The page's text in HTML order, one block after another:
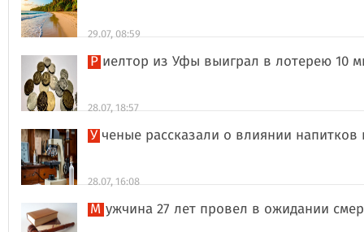
29.07, 08:59
Риелтор из Уфы выиграл в лотерею 10
28.07, 18:57
Ученые рассказали о влиянии
28.07, 16:08
Мужчина 27 лет провел в ожидании